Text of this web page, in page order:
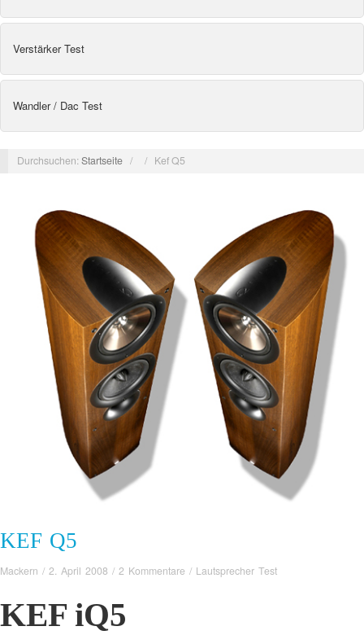
Verstärker Test
Wandler / Dac Test
Durchsuchen:Startseite / / Kef Q5
KEF Q5
Mackern / 2. April 2008 / 2 Kommentare / Lautsprecher Test
KEF iQ5